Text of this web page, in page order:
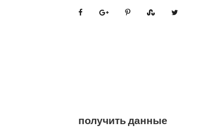
получить данные